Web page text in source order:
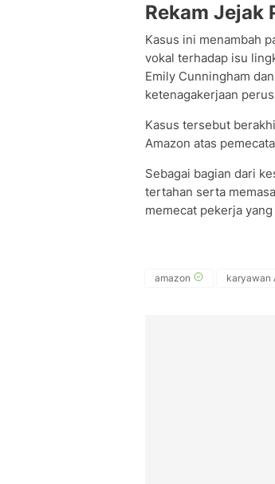
Rekam Jejak
Kasus ini menambah
vokal terhadap isu
Emily Cunningham
ketenagakerjaan
Kasus tersebut
Amazon atas
Sebagai bagian dari
tertahan serta
memecat pekerja
amazon karyawan